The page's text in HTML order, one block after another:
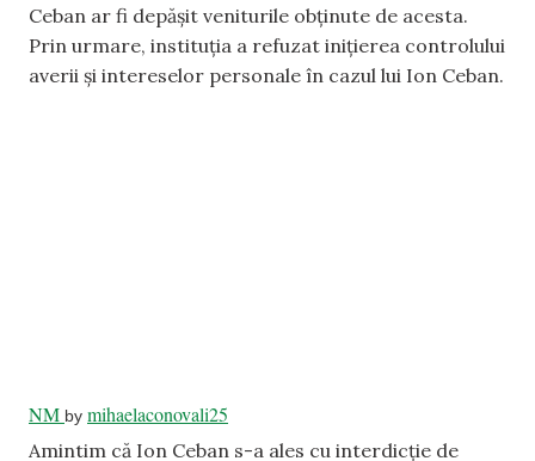
Ceban ar fi depășit veniturile obținute de acesta.
Prin urmare, instituția a refuzat inițierea controlului
averii și intereselor personale în cazul lui Ion Ceban.
NM by mihaelaconovali25
Amintim că Ion Ceban s-a ales cu interdicție de